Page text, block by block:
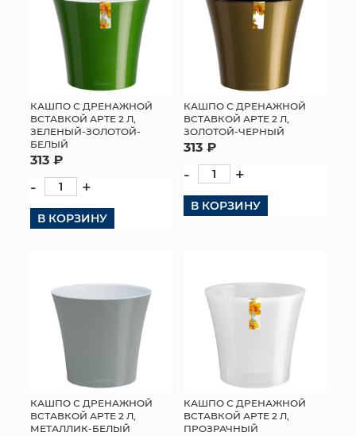
КАШПО С ДРЕНАЖНОЙ
ВСТАВКОЙ АРТЕ 2 Л,
ЗЕЛЕНЫЙ-ЗОЛОТОЙ-
БЕЛЫЙ
313 ₽
- +
В КОРЗИНУ
КАШПО С ДРЕНАЖНОЙ
ВСТАВКОЙ АРТЕ 2 Л,
ЗОЛОТОЙ-ЧЕРНЫЙ
313 ₽
- +
В КОРЗИНУ
КАШПО С ДРЕНАЖНОЙ
ВСТАВКОЙ АРТЕ 2 Л,
МЕТАЛЛИК-БЕЛЫЙ
КАШПО С ДРЕНАЖНОЙ
ВСТАВКОЙ АРТЕ 2 Л,
ПРОЗРАЧНЫЙ